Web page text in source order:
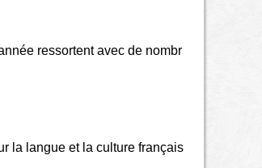
ressortent avec de nombr
la langue et la culture français